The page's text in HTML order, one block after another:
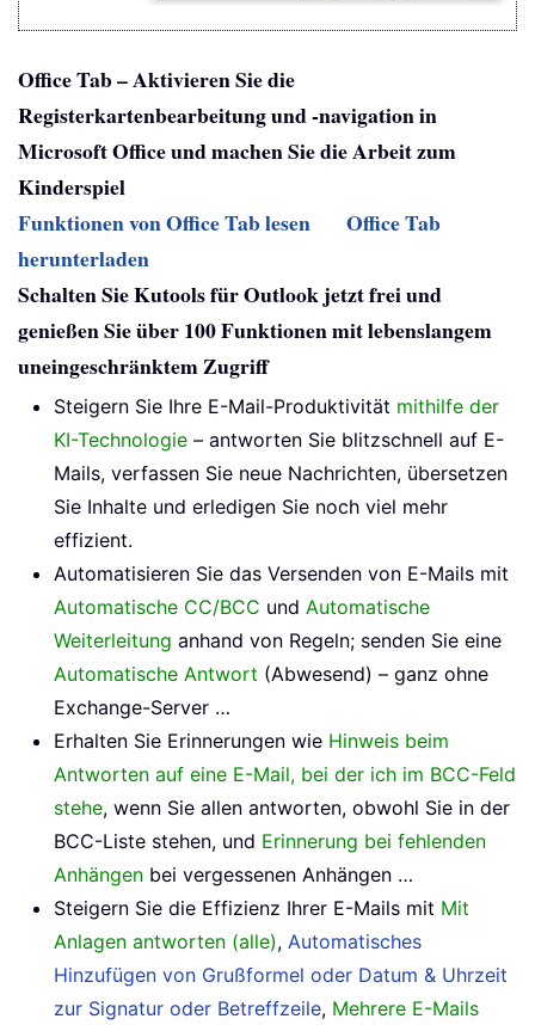
Office Tab – Aktivieren Sie die
Registerkartenbearbeitung und -navigation in
Microsoft Office und machen Sie die Arbeit zum
Kinderspiel
Funktionen von Office Tab lesen
Office Tab
herunterladen
Schalten Sie Kutools für Outlook jetzt frei und
genießen Sie über 100 Funktionen mit lebenslangem
uneingeschränktem Zugriff
Steigern Sie Ihre E-Mail-Produktivität mithilfe der
KI-Technologie – antworten Sie blitzschnell auf E-
Mails, verfassen Sie neue Nachrichten, übersetzen
Sie Inhalte und erledigen Sie noch viel mehr
effizient.
Automatisieren Sie das Versenden von E-Mails mit
Automatische CC/BCC und Automatische
Weiterleitung anhand von Regeln; senden Sie eine
Automatische Antwort (Abwesend) – ganz ohne
Exchange-Server …
Erhalten Sie Erinnerungen wie Hinweis beim
Antworten auf eine E-Mail, bei der ich im BCC-Feld
stehe, wenn Sie allen antworten, obwohl Sie in der
BCC-Liste stehen, und Erinnerung bei fehlenden
Anhängen bei vergessenen Anhängen …
Steigern Sie die Effizienz Ihrer E-Mails mit Mit
Anlagen antworten (alle), Automatisches
Hinzufügen von Grußformel oder Datum & Uhrzeit
zur Signatur oder Betreffzeile, Mehrere E-Mails